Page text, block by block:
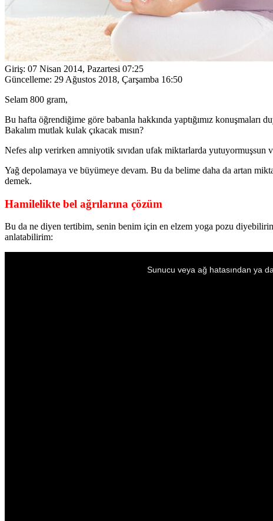
Giriş: 07 Nisan 2014, Pazartesi 07:25
Güncelleme: 29 Ağustos 2018, Çarşamba 16:50
Selam 800 gram,
Bu hafta öğrendiğime göre babanla hakkında yaptığımız konuşmaları
Bakalım mutlak kulak çıkacak mısın?
Nefes alıp verirken amniyotik sıvıdan ufak miktarlarda
Yağ depolamaya ve büyümeye devam. Bu da belime daha da artan
demek.
Hamilelikte bel ağrılarına çözüm
Bu da ne diyen tertibim, senin benim için en elzem yoga pozu
anlatabilirim:
Sunucu veya ağ hatasından ya